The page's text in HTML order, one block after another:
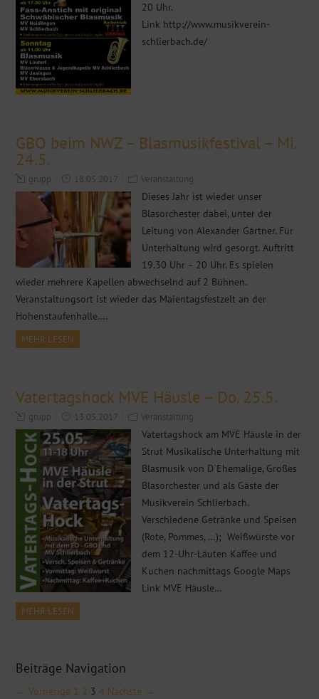
20 Uhr.
Link http://www.musikverein-
schlierbach.de/
GBO beim NWZ – Blasmusikfestival – Mi.
24.5.
grupp 18.05.2017 Veranstaltung
Dieses Jahr ist wieder unser
Blasorchester dabei, unter der
Leitung von Alexander Gärtner. Für
Unterhaltung wird gesorgt. Auftritt
19.30 Uhr – 20 Uhr. Es spielen
wieder mehrere Kapellen abwechselnd auf 2 Bühnen.
Veranstaltungsort ist wieder das Maientagsfestzelt an der
Hohenstaufenhalle….
MEHR LESEN
Vatertagshock MVE Häusle – Do. 25.5.
grupp 13.05.2017 Veranstaltung
Vatertagshock am MVE Häusle in der
Strut Musikalische Unterhaltung mit
Blasmusik von D´Ehemalige, Großes
Blasorchester und als Gäste der
Musikverein Schlierbach.
Verschiedene Getränke und Speisen
(Rote, Pommes, …); Weißwürste vor
dem 12-Uhr-Läuten Kaffee und
Kuchen nachmittags Google Maps
Link MVE Häusle…
MEHR LESEN
Beiträge Navigation
← Vorherige 1 2 3 4 Nächste →